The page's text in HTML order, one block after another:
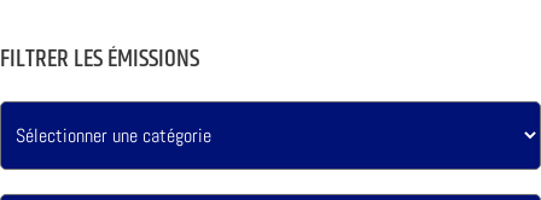
FILTRER LES ÉMISSIONS